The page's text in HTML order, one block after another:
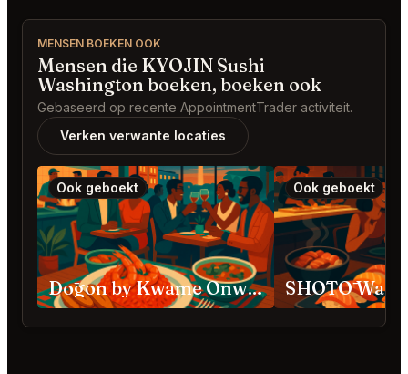
MENSEN BOEKEN OOK
Mensen die KYOJIN Sushi
Washington boeken, boeken ook
Gebaseerd op recente AppointmentTrader activiteit.
Verken verwante locaties
Ook geboekt
Dōgon by Kwame Onwuachi Washington
Ook geboekt
SHŌTŌ